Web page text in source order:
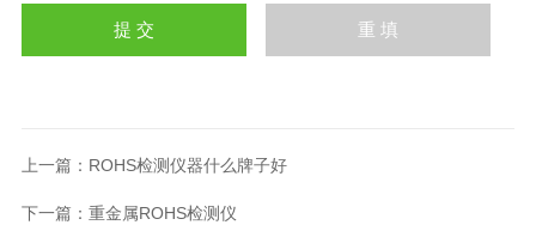
上一篇： ROHS检测仪器什么牌子好
下一篇： 重金属ROHS检测仪